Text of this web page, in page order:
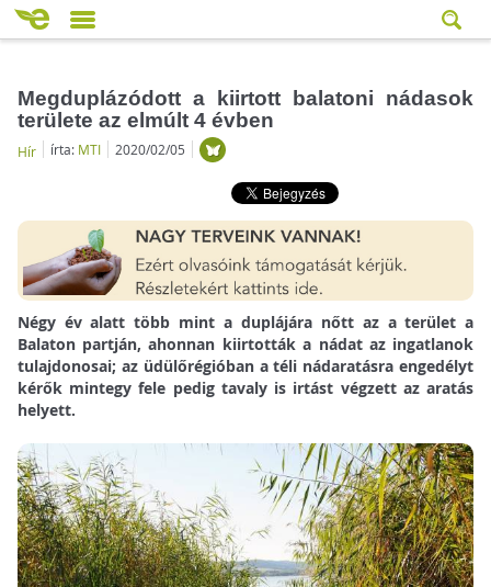
Megduplázódott a kiirtott balatoni nádasok
területe az elmúlt 4 évben
Hír írta: MTI 2020/02/05
Négy év alatt több mint a duplájára nőtt az a terület a
Balaton partján, ahonnan kiirtották a nádat az ingatlanok
tulajdonosai; az üdülőrégióban a téli nádaratásra engedélyt
kérők mintegy fele pedig tavaly is irtást végzett az aratás
helyett.